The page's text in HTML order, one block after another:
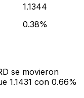
1.1344
0.38%
se movieron
1.1431 con 0.66%